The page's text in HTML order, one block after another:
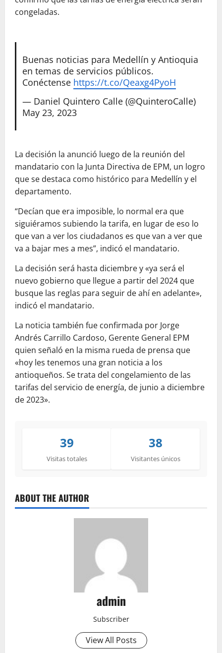
congeladas.
Buenas noticias para Medellín y Antioquia
en temas de servicios públicos.
Conéctense https://t.co/Qeaxg4PyoH
— Daniel Quintero Calle (@QuinteroCalle)
May 23, 2023
La decisión la anunció luego de la reunión del
mandatario con la Junta Directiva de EPM, un logro
que se destaca como histórico para Medellín y el
departamento.
“Decían que era imposible, lo normal era que
siguiéramos subiendo la tarifa, en lugar de eso lo
que van a ver los ciudadanos es que van a ver que
va a bajar mes a mes”, indicó el mandatario.
La decisión será hasta diciembre y «ya será el
nuevo gobierno que llegue a partir del 2024 que
busque las reglas para seguir de ahí en adelante»,
indicó el mandatario.
La noticia también fue confirmada por Jorge
Andrés Carrillo Cardoso, Gerente General EPM
quien señaló en la misma rueda de prensa que
«hoy les tenemos una gran noticia a los
antioqueños. Se trata del congelamiento de las
tarifas del servicio de energía, de junio a diciembre
de 2023».
39
Visitas totales
38
Visitantes únicos
ABOUT THE AUTHOR
admin
Subscriber
View All Posts